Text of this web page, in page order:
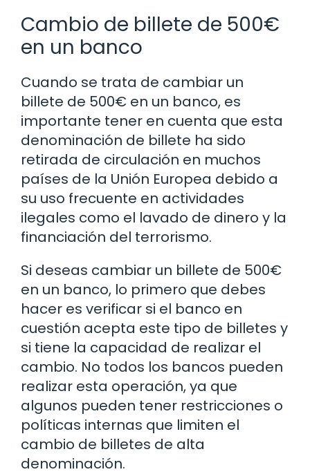
Cambio de billete de 500€
en un banco
Cuando se trata de cambiar un
billete de 500€ en un banco, es
importante tener en cuenta que esta
denominación de billete ha sido
retirada de circulación en muchos
países de la Unión Europea debido a
su uso frecuente en actividades
ilegales como el lavado de dinero y la
financiación del terrorismo.
Si deseas cambiar un billete de 500€
en un banco, lo primero que debes
hacer es verificar si el banco en
cuestión acepta este tipo de billetes y
si tiene la capacidad de realizar el
cambio. No todos los bancos pueden
realizar esta operación, ya que
algunos pueden tener restricciones o
políticas internas que limiten el
cambio de billetes de alta
denominación.